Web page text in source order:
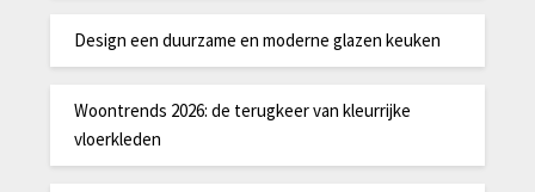
Design een duurzame en moderne glazen keuken
Woontrends 2026: de terugkeer van kleurrijke
vloerkleden